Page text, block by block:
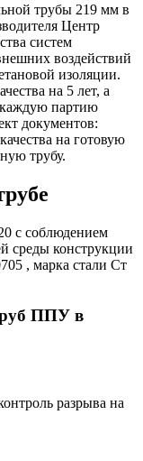
трубы 219 мм в
Центр
систем
воздействий
изоляции.
на 5 лет, а
партию
документов:
на готовую
трубу.
с соблюдением
среды конструкции
, марка стали Ст
ППУ в
разрыва на